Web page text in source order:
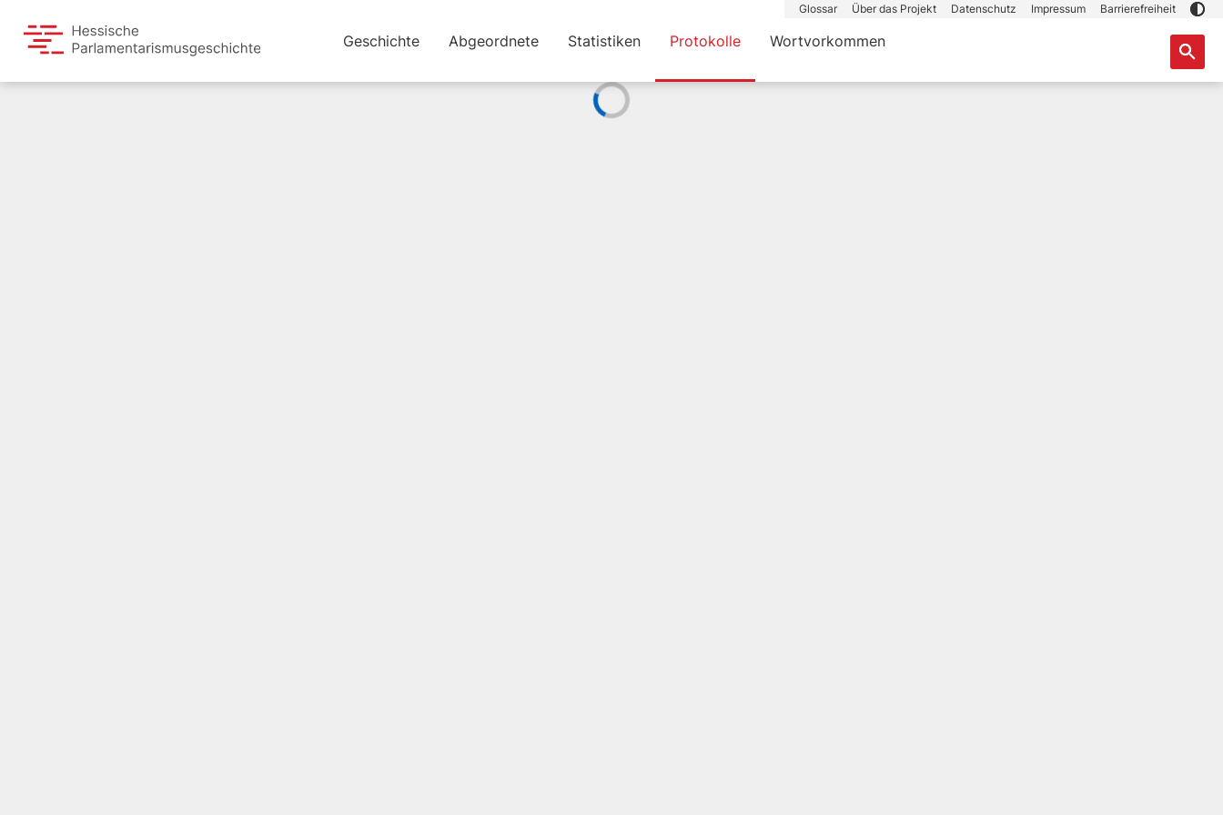
Glossar Über das Projekt Datenschutz Impressum Barrierefreiheit
Geschichte Abgeordnete Statistiken Protokolle Wortvorkommen